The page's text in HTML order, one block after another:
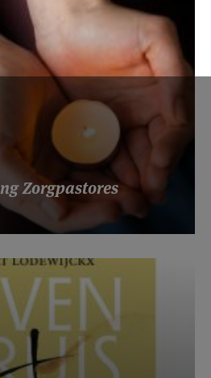
Zorgpastores